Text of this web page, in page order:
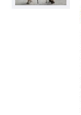
Madrid